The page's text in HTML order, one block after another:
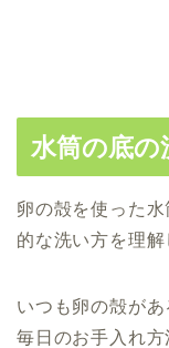
水筒の底の
卵の殻を使った
的な洗い方を理解
いつも卵の殻があ
毎日のお手入れ方